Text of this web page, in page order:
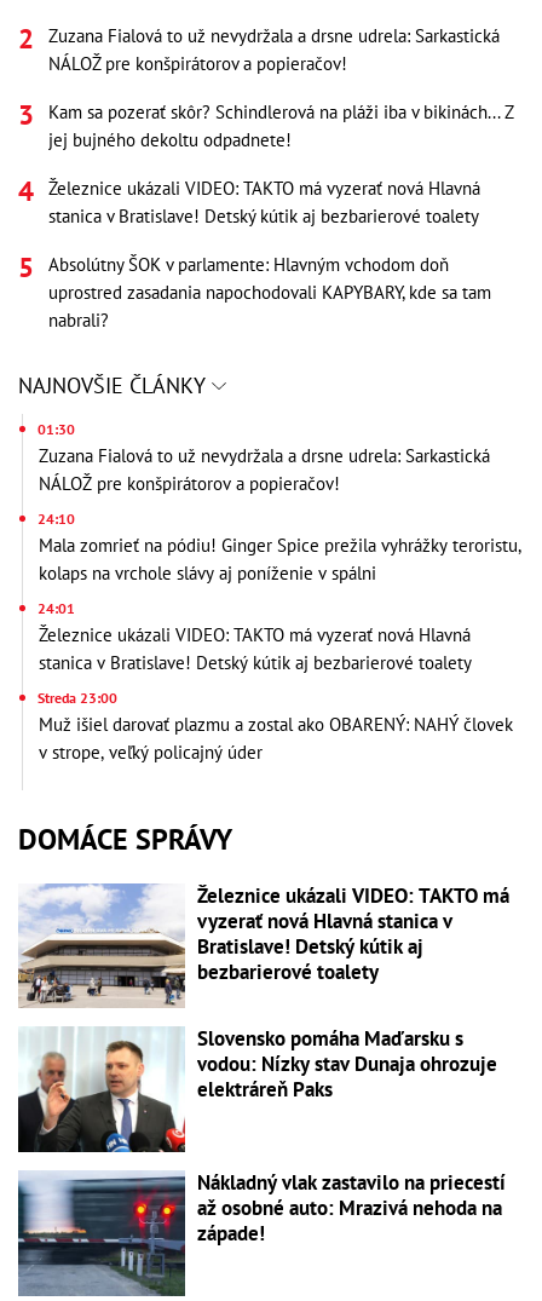
Zuzana Fialová to už nevydržala a drsne udrela: Sarkastická
NÁLOŽ pre konšpirátorov a popieračov!
Kam sa pozerať skôr? Schindlerová na pláži iba v bikinách... Z
jej bujného dekoltu odpadnete!
Železnice ukázali VIDEO: TAKTO má vyzerať nová Hlavná
stanica v Bratislave! Detský kútik aj bezbarierové toalety
Absolútny ŠOK v parlamente: Hlavným vchodom doň
uprostred zasadania napochodovali KAPYBARY, kde sa tam
nabrali?
NAJNOVŠIE ČLÁNKY
01:30
Zuzana Fialová to už nevydržala a drsne udrela: Sarkastická
NÁLOŽ pre konšpirátorov a popieračov!
24:10
Mala zomrieť na pódiu! Ginger Spice prežila vyhrážky teroristu,
kolaps na vrchole slávy aj poníženie v spálni
24:01
Železnice ukázali VIDEO: TAKTO má vyzerať nová Hlavná
stanica v Bratislave! Detský kútik aj bezbarierové toalety
Streda 23:00
Muž išiel darovať plazmu a zostal ako OBARENÝ: NAHÝ človek
v strope, veľký policajný úder
DOMÁCE SPRÁVY
Železnice ukázali VIDEO: TAKTO má
vyzerať nová Hlavná stanica v
Bratislave! Detský kútik aj
bezbarierové toalety
Slovensko pomáha Maďarsku s
vodou: Nízky stav Dunaja ohrozuje
elektráreň Paks
Nákladný vlak zastavilo na priecestí
až osobné auto: Mrazivá nehoda na
západe!